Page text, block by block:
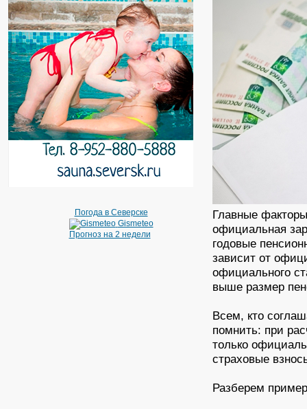
Погода в Северске
Gismeteo
Прогноз на 2 недели
Главные
официальная
годовые
зависит от
официального
выше размер
Всем, кто
помнить: при
только
страховые
Разберем